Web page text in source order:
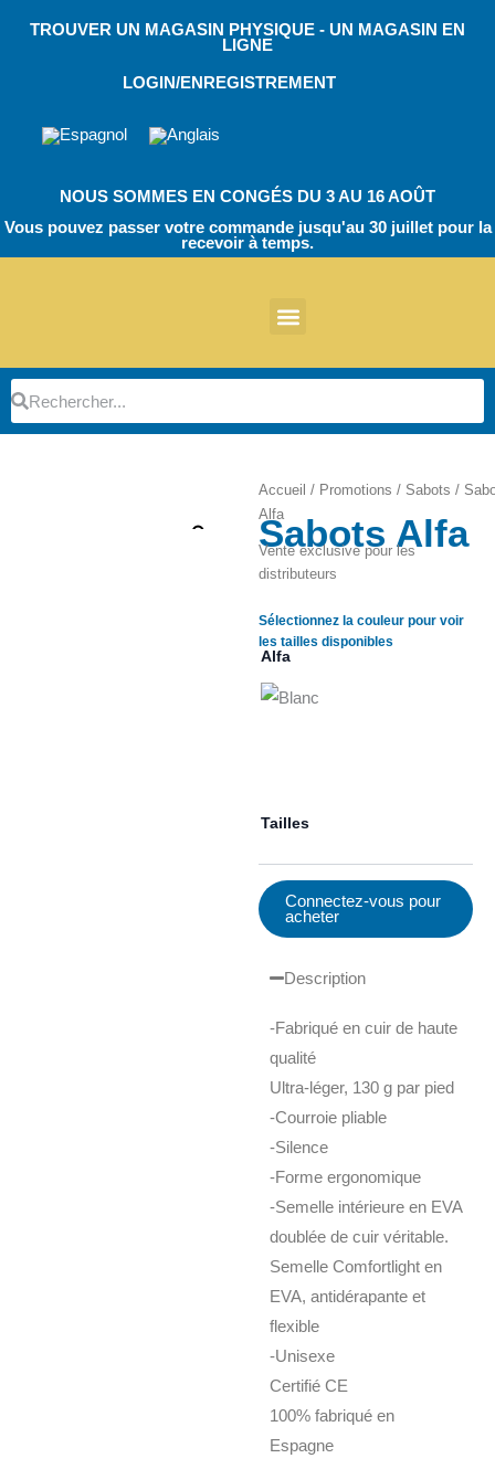
TROUVER UN MAGASIN PHYSIQUE - UN MAGASIN EN
LIGNE
LOGIN/ENREGISTREMENT
NOUS SOMMES EN CONGÉS DU 3 AU 16 AOÛT
Vous pouvez passer votre commande jusqu'au 30 juillet pour la
recevoir à temps.
Rechercher
Rechercher
Zoom
Accueil / Promotions / Sabots /
Alfa
Sabots Alfa
Vente exclusive pour les
distributeurs
Sélectionnez la couleur pour voir
les tailles disponibles
Alfa
Tailles
Connectez-vous pour
acheter
Description
-Fabriqué en cuir de haute
qualité
Ultra-léger, 130 g par pied
-Courroie pliable
-Silence
-Forme ergonomique
-Semelle intérieure en EVA
doublée de cuir véritable.
Semelle Comfortlight en
EVA, antidérapante et
flexible
-Unisexe
Certifié CE
100% fabriqué en
Espagne